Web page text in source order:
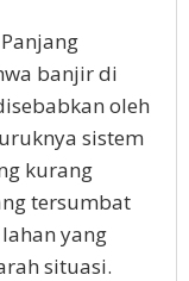
banjir di
oleh
sistem
kurang
tersumbat
yang
situasi.